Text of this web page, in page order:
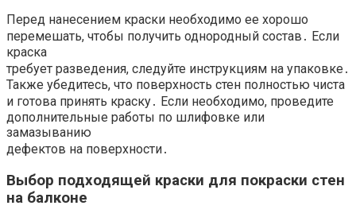
Перед нанесением краски необходимо ее хорошо
перемешать, чтобы получить однородный состав․ Если
краска
требует разведения, следуйте инструкциям на упаковке․
Также убедитесь, что поверхность стен полностью чиста
и готова принять краску․ Если необходимо, проведите
дополнительные работы по шлифовке или
замазыванию
дефектов на поверхности․
Выбор подходящей краски для покраски стен
на балконе